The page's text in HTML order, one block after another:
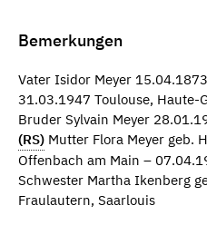
Bemerkungen
Vater Isidor Meyer
31.03.1947 Toulouse, Haute-
Bruder Sylvain Meyer
(RS) Mutter Flora Meyer geb.
Offenbach am Main –
Schwester Martha Ikenberg
Fraulautern, Saarlouis